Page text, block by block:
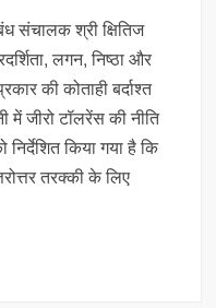
संचालक श्री क्षितिज
लगन, निष्ठा और
की कोताही बर्दाश्त
में जीरो टॉलरेंस की नीति
किया गया है कि
तरक्की के लिए